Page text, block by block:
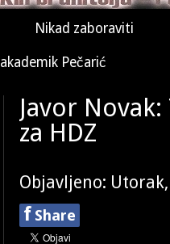
Nikad zaboraviti
akademik Pečarić
Javor
za HDZ
Objavljeno:
f Share